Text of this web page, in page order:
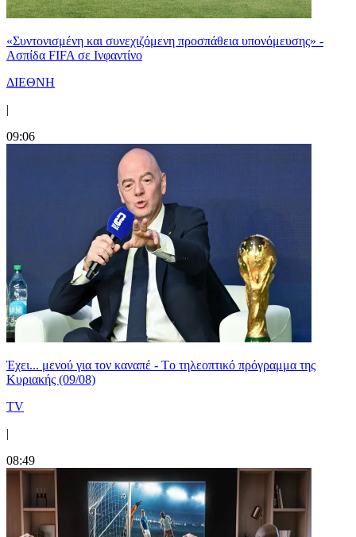
«Συντονισμένη και συνεχιζόμενη προσπάθεια υπονόμευσης» -
Ασπίδα FIFA σε Ινφαντίνο
ΔΙΕΘΝΗ
|
09:06
Έχει... μενού για τον καναπέ - Tο τηλεοπτικό πρόγραμμα της
Κυριακής (09/08)
TV
|
08:49